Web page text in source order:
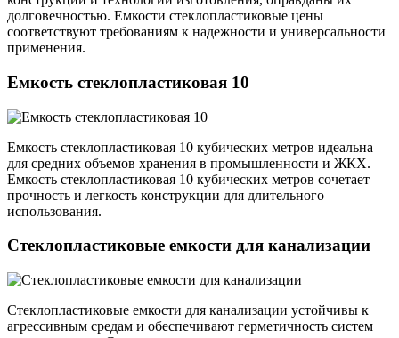
долговечностью. Емкости стеклопластиковые цены
соответствуют требованиям к надежности и универсальности
применения.
Емкость стеклопластиковая 10
Емкость стеклопластиковая 10 кубических метров идеальна
для средних объемов хранения в промышленности и ЖКХ.
Емкость стеклопластиковая 10 кубических метров сочетает
прочность и легкость конструкции для длительного
использования.
Стеклопластиковые емкости для канализации
Стеклопластиковые емкости для канализации устойчивы к
агрессивным средам и обеспечивают герметичность систем